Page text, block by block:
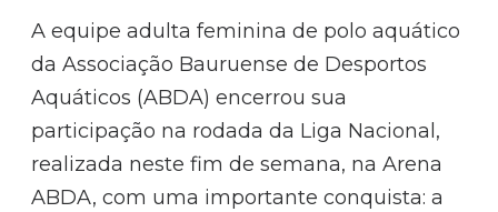
A equipe adulta feminina de polo aquático
da Associação Bauruense de Desportos
Aquáticos (ABDA) encerrou sua
participação na rodada da Liga Nacional,
realizada neste fim de semana, na Arena
ABDA, com uma importante conquista: a